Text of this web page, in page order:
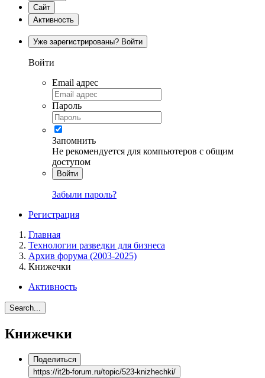
Сайт
Активность
Уже зарегистрированы? Войти
Войти
Email адрес
Пароль
Запомнить
Не рекомендуется для компьютеров с общим
доступом
Войти
Забыли пароль?
Регистрация
Главная
Технологии разведки для бизнеса
Архив форума (2003-2025)
Книжечки
Активность
Search...
Книжечки
Поделиться
https://it2b-forum.ru/topic/523-knizhechki/